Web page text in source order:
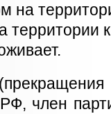
на
член